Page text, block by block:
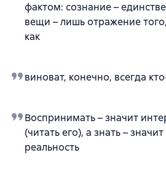
фактом: сознание –
вещи – лишь отражение
как
виноват, конечно, всегда
Воспринимать – значит
(читать его), а знать –
реальность